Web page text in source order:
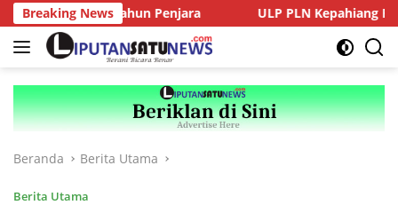
Langsung
ke
konten
Breaking News
18 Tahun Penjara ULP PLN Kepahiang Respon
Beranda Berita Utama
Berita Utama